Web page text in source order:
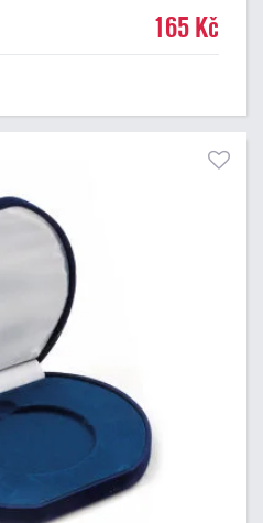
pro významné sportovní či165 Kč